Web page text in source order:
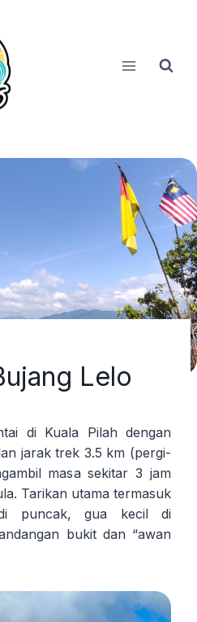
Lelo
di Kuala Pilah dengan
jarak trek 3.5 km (pergi-
masa sekitar 3 jam
Tarikan utama termasuk
puncak, gua kecil di
bukit dan “awan